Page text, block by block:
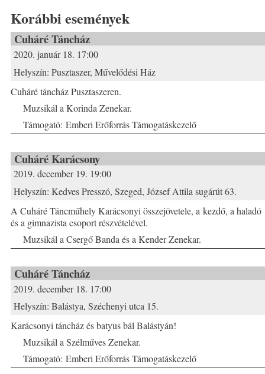
Korábbi események
Cuháré Táncház
2020. január 18. 17:00
Helyszín: Pusztaszer, Művelődési Ház
Cuháré táncház Pusztaszeren.
Muzsikál a Korinda Zenekar.
Támogató: Emberi Erőforrás Támogatáskezelő
Cuháré Karácsony
2019. december 19. 19:00
Helyszín: Kedves Presszó, Szeged, József Attila sugárút 63.
A Cuháré Táncműhely Karácsonyi összejövetele, a kezdő, a haladó
és a gimnazista csoport részvételével.
Muzsikál a Csergő Banda és a Kender Zenekar.
Cuháré Táncház
2019. december 18. 17:00
Helyszín: Balástya, Széchenyi utca 15.
Karácsonyi táncház és batyus bál Balástyán!
Muzsikál a Szélműves Zenekar.
Támogató: Emberi Erőforrás Támogatáskezelő